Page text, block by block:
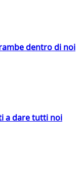
dentro di noi
a dare tutti noi